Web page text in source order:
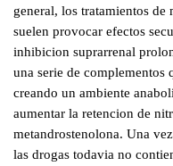
general, los tratamientos de
suelen provocar efectos
inhibicion suprarrenal
una serie de complementos
creando un ambiente
aumentar la retencion de
metandrostenolona. Una
las drogas todavia no